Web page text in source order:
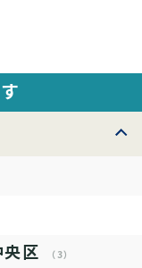
央区 （3）